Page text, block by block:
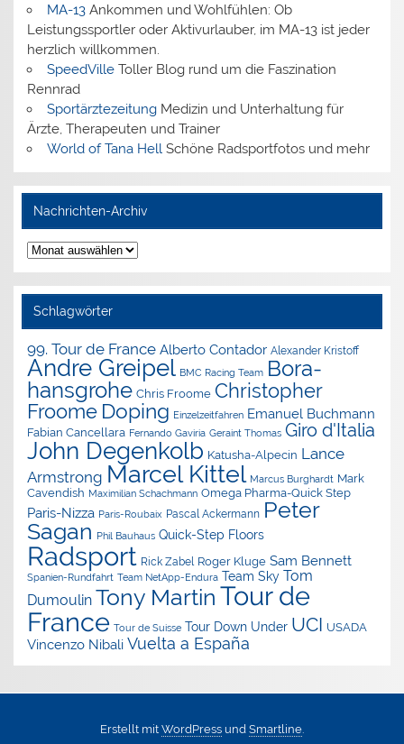
MA-13Ankommen und Wohlfühlen: Ob
Leistungssportler oder Aktivurlauber, im MA-13 ist jeder
herzlich willkommen.
SpeedVilleToller Blog rund um die Faszination
Rennrad
SportärztezeitungMedizin und Unterhaltung für
Ärzte, Therapeuten und Trainer
World of Tana HellSchöne Radsportfotos und mehr
Nachrichten-Archiv
Nachrichten-
Archiv
Schlagwörter
99. Tour de France Alberto Contador Alexander Kristoff
Andre Greipel BMC Racing Team Bora-
hansgrohe Chris Froome Christopher
Froome Doping Einzelzeitfahren Emanuel Buchmann
Fabian Cancellara Fernando Gaviria Geraint Thomas Giro d'Italia
John Degenkolb Katusha-Alpecin Lance
Armstrong Marcel Kittel Marcus Burghardt Mark
Cavendish Maximilian Schachmann Omega Pharma-Quick Step
Paris-Nizza Paris-Roubaix Pascal Ackermann Peter
Sagan Phil Bauhaus Quick-Step Floors
Radsport Rick Zabel Roger Kluge Sam Bennett
Spanien-Rundfahrt Team NetApp-Endura Team Sky Tom
Dumoulin Tony Martin Tour de
France Tour de Suisse Tour Down Under UCI USADA
Vincenzo Nibali Vuelta a España
Erstellt mit WordPress und Smartline.